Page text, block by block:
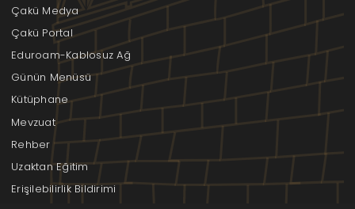
Çakü Medya
Çakü Portal
Eduroam-Kablosuz Ağ
Günün Menüsü
Kütüphane
Mevzuat
Rehber
Uzaktan Eğitim
Erişilebilirlik Bildirimi